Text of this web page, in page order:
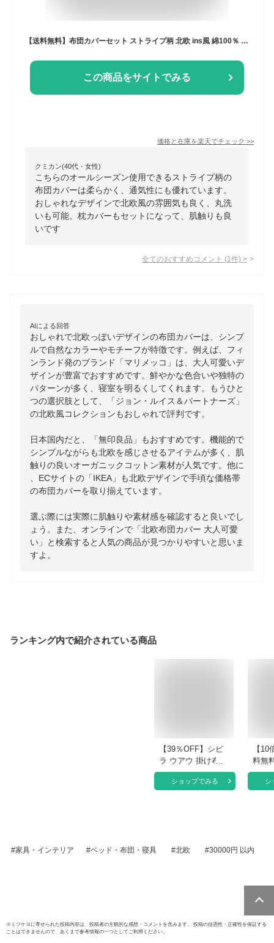
【送料無料】布団カバーセット ストライプ柄 北欧 ins風 綿100％ 通気性 柔らか 四季通用 ブルー 緑 シングル ダブル クイーン 3点セット 4点セット ボックスシーツ/フラットシーツ 掛け布団カバー 枕カバー 寝具カバーセット 優しい肌触り お洒落 丸洗いOK
この商品をサイトでみる
価格と在庫を楽天でチェック >>
クミカン(40代・女性)
こちらのオールシーズン使用できるストライプ柄の
布団カバーは柔らかく、通気性にも優れています。
おしゃれなデザインで北欧風の雰囲気も良く、丸洗
いも可能。枕カバーもセットになって、肌触りも良
いです
全てのおすすめコメント (1 件) >
AIによる回答
おしゃれで北欧っぽいデザインの布団カバーは、シンプ
ルで自然なカラーやモチーフが特徴です。例えば、フィ
ンランド発のブランド「マリメッコ」は、大人可愛いデ
ザインが豊富でおすすめです。鮮やかな色合いや独特の
パターンが多く、寝室を明るくしてくれます。もうひと
つの選択肢として、「ジョン・ルイス＆パートナーズ」
の北欧風コレクションもおしゃれで評判です。
日本国内だと、「無印良品」もおすすめです。機能的で
シンプルながらも北欧を感じさせるアイテムが多く、肌
触りの良いオーガニックコットン素材が人気です。他に
、ECサイトの「IKEA」も北欧デザインで手頃な価格帯
の布団カバーを取り揃えています。
選ぶ際には実際に肌触りや素材感を確認すると良いでし
ょう。また、オンラインで「北欧布団カバー 大人可愛
い」と検索すると人気の商品が見つかりやすいと思いま
すよ。
ランキング内で紹介されている商品
【39％OFF】シビ
ラ ウアウ 掛け布団
カバー 北欧 シング
ルロング 日本製 綿
カバー 布団カバー
ショップでみる
【
料無
セッ
プ柄
綿
バー
ンド
シ
家具・インテリア ベッド・布団・寝具 北欧 30000円 以内
※ ミツケヨに寄せられた投稿内容は、投稿者の主観的な感想・コメントを含みます。 投稿の信憑性・正確性を保証する
ことはできませんので、あくまで参考情報の一つとしてご利用ください。